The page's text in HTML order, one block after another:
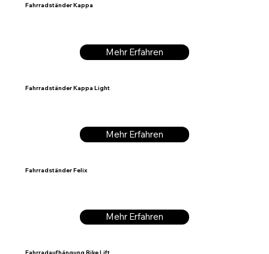
Fahrradständer Kappa
Mehr Erfahren
Fahrradständer Kappa Light
Mehr Erfahren
Fahrradständer Felix
Mehr Erfahren
Fahrradaufhängung Bike Lift